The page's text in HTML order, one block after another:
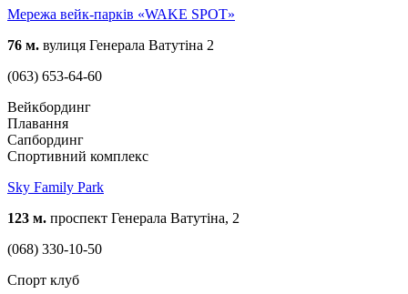
Мережа вейк-парків «WAKE SPOT»
76 м. вулиця Генерала Ватутіна 2
(063) 653-64-60
Вейкбординг
Плавання
Сапбординг
Спортивний комплекс
Sky Family Park
123 м. проспект Генерала Ватутіна, 2
(068) 330-10-50
Спорт клуб